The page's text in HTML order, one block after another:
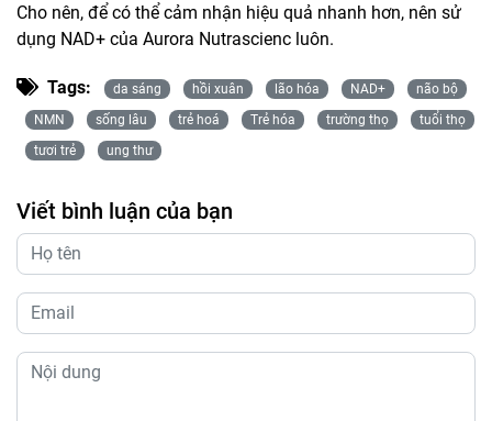
Cho nên, để có thể cảm nhận hiệu quả nhanh hơn, nên sử
dụng NAD+ của Aurora Nutrascienc luôn.
Tags: da sáng hồi xuân lão hóa NAD+
não bộ
NMN
sống lâu trẻ hoá Trẻ hóa trường thọ
tuổi thọ
tươi trẻ
ung thư
Viết bình luận của bạn